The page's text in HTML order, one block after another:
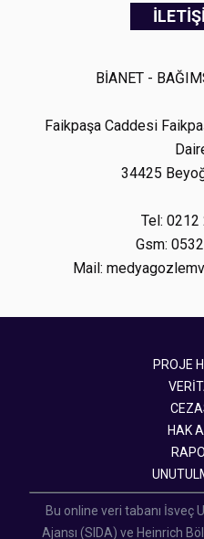
BİANET -
Faikpaşa Caddesi
34425
Tel: 0212
Gsm:
Mail:
PROJE
HAK
Bu online veri tabanı İsveç
Ajansı (SIDA) ve Heinrich